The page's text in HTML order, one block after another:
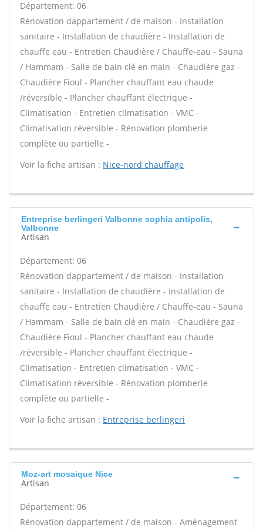
Département: 06
Rénovation dappartement / de maison - Installation
sanitaire - Installation de chaudière - Installation de
chauffe eau - Entretien Chaudière / Chauffe-eau - Sauna
/ Hammam - Salle de bain clé en main - Chaudière gaz -
Chaudière Fioul - Plancher chauffant eau chaude
/réversible - Plancher chauffant électrique -
Climatisation - Entretien climatisation - VMC -
Climatisation réversible - Rénovation plomberie
complète ou partielle -
Voir la fiche artisan : Nice-nord chauffage
Entreprise berlingeri Valbonne sophia antipolis,
Valbonne
Artisan
Département: 06
Rénovation dappartement / de maison - Installation
sanitaire - Installation de chaudière - Installation de
chauffe eau - Entretien Chaudière / Chauffe-eau - Sauna
/ Hammam - Salle de bain clé en main - Chaudière gaz -
Chaudière Fioul - Plancher chauffant eau chaude
/réversible - Plancher chauffant électrique -
Climatisation - Entretien climatisation - VMC -
Climatisation réversible - Rénovation plomberie
complète ou partielle -
Voir la fiche artisan : Entreprise berlingeri
Moz-art mosaique Nice
Artisan
Département: 06
Rénovation dappartement / de maison - Aménagement